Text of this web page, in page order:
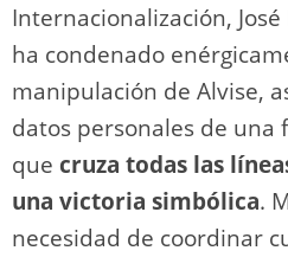
Internacionalización,
ha condenado
manipulación de Alvise,
datos personales de una
que cruza todas las
una victoria simbólica.
necesidad de coordinar